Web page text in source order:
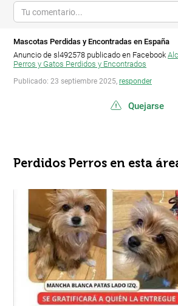
Mascotas Perdidas y Encontradas en España
Anuncio de sl492578 publicado en Facebook
Perros y Gatos Perdidos y Encontrados
Publicado: 23 septiembre 2025, responder
Quejarse
Perdidos Perros en esta